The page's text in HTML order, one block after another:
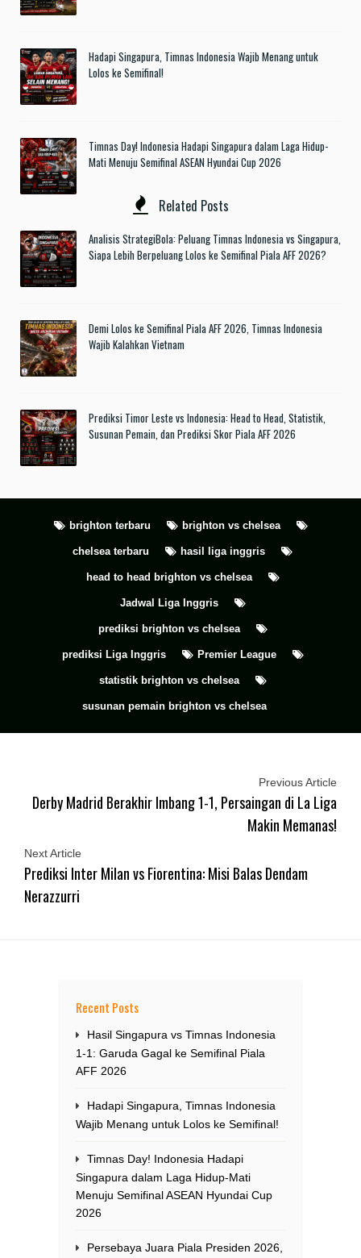
Hadapi Singapura, Timnas Indonesia Wajib Menang untuk
Lolos ke Semifinal!
Timnas Day! Indonesia Hadapi Singapura dalam Laga Hidup-
Mati Menuju Semifinal ASEAN Hyundai Cup 2026
Related Posts
Analisis StrategiBola: Peluang Timnas Indonesia vs Singapura,
Siapa Lebih Berpeluang Lolos ke Semifinal Piala AFF 2026?
Demi Lolos ke Semifinal Piala AFF 2026, Timnas Indonesia
Wajib Kalahkan Vietnam
Prediksi Timor Leste vs Indonesia: Head to Head, Statistik,
Susunan Pemain, dan Prediksi Skor Piala AFF 2026
brighton terbaru brighton vs chelsea
chelsea terbaru hasil liga inggris
head to head brighton vs chelsea
Jadwal Liga Inggris
prediksi brighton vs chelsea
prediksi Liga Inggris Premier League
statistik brighton vs chelsea
susunan pemain brighton vs chelsea
Previous Article
Derby Madrid Berakhir Imbang 1-1, Persaingan di La Liga
Makin Memanas!
Next Article
Prediksi Inter Milan vs Fiorentina: Misi Balas Dendam
Nerazzurri
Recent Posts
Hasil Singapura vs Timnas Indonesia
1-1: Garuda Gagal ke Semifinal Piala
AFF 2026
Hadapi Singapura, Timnas Indonesia
Wajib Menang untuk Lolos ke Semifinal!
Timnas Day! Indonesia Hadapi
Singapura dalam Laga Hidup-Mati
Menuju Semifinal ASEAN Hyundai Cup
2026
Persebaya Juara Piala Presiden 2026,